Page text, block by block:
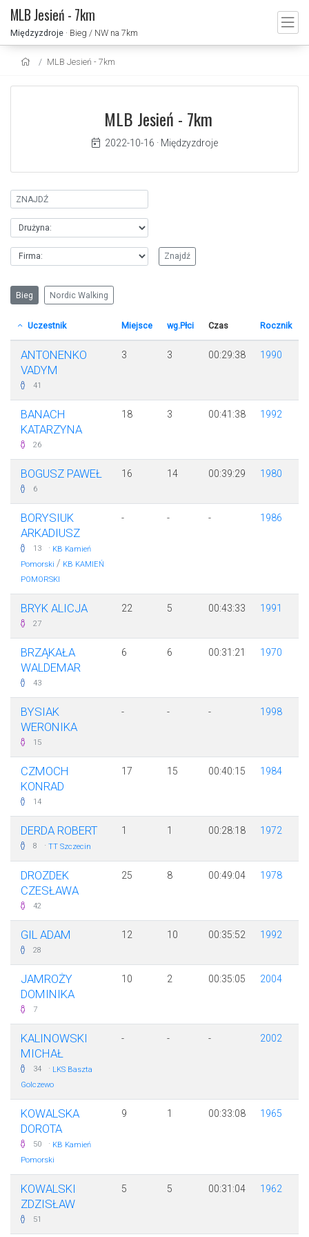
MLB Jesień - 7km
Międzyzdroje · Bieg / NW na 7km
MLB Jesień - 7km
MLB Jesień - 7km
2022-10-16 · Międzyzdroje
Bieg Nordic Walking
Uczestnik Miejsce wg.Płci Czas Rocznik
ANTONENKO
VADYM
41
3 3 00:29:38 1990
BANACH
KATARZYNA
26
18 3 00:41:38 1992
BOGUSZ PAWEŁ
6
16 14 00:39:29 1980
BORYSIUK
ARKADIUSZ
13 · KB Kamień
Pomorski / KB KAMIEŃ
POMORSKI
- - - 1986
BRYK ALICJA
27
22 5 00:43:33 1991
BRZĄKAŁA
WALDEMAR
43
6 6 00:31:21 1970
BYSIAK
WERONIKA
15
- - - 1998
CZMOCH
KONRAD
14
17 15 00:40:15 1984
DERDA ROBERT
8 · TT Szczecin
1 1 00:28:18 1972
DROZDEK
CZESŁAWA
42
25 8 00:49:04 1978
GIL ADAM
28
12 10 00:35:52 1992
JAMROŻY
DOMINIKA
7
10 2 00:35:05 2004
KALINOWSKI
MICHAŁ
34 · LKS Baszta
Golczewo
- - - 2002
KOWALSKA
DOROTA
50 · KB Kamień
Pomorski
9 1 00:33:08 1965
KOWALSKI
ZDZISŁAW
51
5 5 00:31:04 1962